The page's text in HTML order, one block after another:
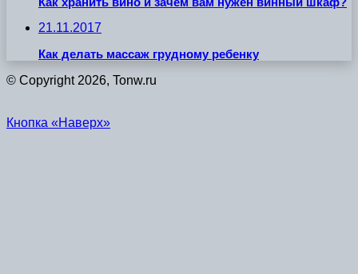
21.11.2017
Как делать массаж грудному ребенку
© Copyright 2026, Tonw.ru
Кнопка «Наверх»